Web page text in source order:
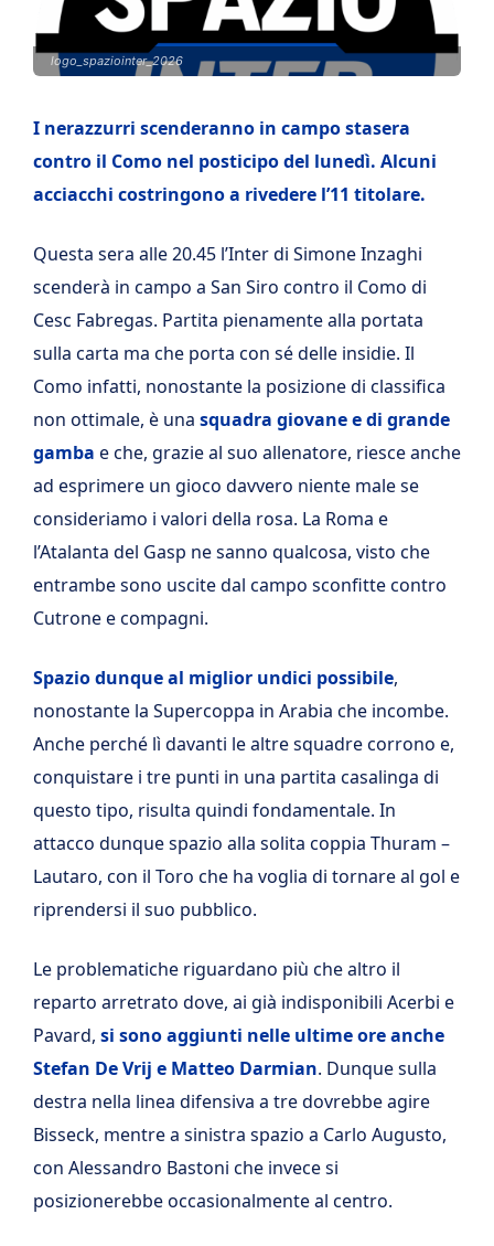
logo_spaziointer_2026
I nerazzurri scenderanno in campo stasera
contro il Como nel posticipo del lunedì. Alcuni
acciacchi costringono a rivedere l’11 titolare.
Questa sera alle 20.45 l’Inter di Simone Inzaghi
scenderà in campo a San Siro contro il Como di
Cesc Fabregas. Partita pienamente alla portata
sulla carta ma che porta con sé delle insidie. Il
Como infatti, nonostante la posizione di classifica
non ottimale, è una squadra giovane e di grande
gamba e che, grazie al suo allenatore, riesce anche
ad esprimere un gioco davvero niente male se
consideriamo i valori della rosa. La Roma e
l’Atalanta del Gasp ne sanno qualcosa, visto che
entrambe sono uscite dal campo sconfitte contro
Cutrone e compagni.
Spazio dunque al miglior undici possibile,
nonostante la Supercoppa in Arabia che incombe.
Anche perché lì davanti le altre squadre corrono e,
conquistare i tre punti in una partita casalinga di
questo tipo, risulta quindi fondamentale. In
attacco dunque spazio alla solita coppia Thuram –
Lautaro, con il Toro che ha voglia di tornare al gol e
riprendersi il suo pubblico.
Le problematiche riguardano più che altro il
reparto arretrato dove, ai già indisponibili Acerbi e
Pavard, si sono aggiunti nelle ultime ore anche
Stefan De Vrij e Matteo Darmian. Dunque sulla
destra nella linea difensiva a tre dovrebbe agire
Bisseck, mentre a sinistra spazio a Carlo Augusto,
con Alessandro Bastoni che invece si
posizionerebbe occasionalmente al centro.